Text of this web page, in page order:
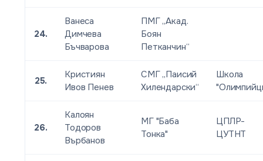
24.
Ванеса
Димчева
Бъчварова
ПМГ „Акад.
Боян
Петканчин“
25.
Кристиян
Ивов Пенев
СМГ „Паисий
Хилендарски“
Школа
26.
Калоян
Тодоров
Върбанов
МГ "Баба
Тонка"
ЦПЛР-
ЦУТНТ